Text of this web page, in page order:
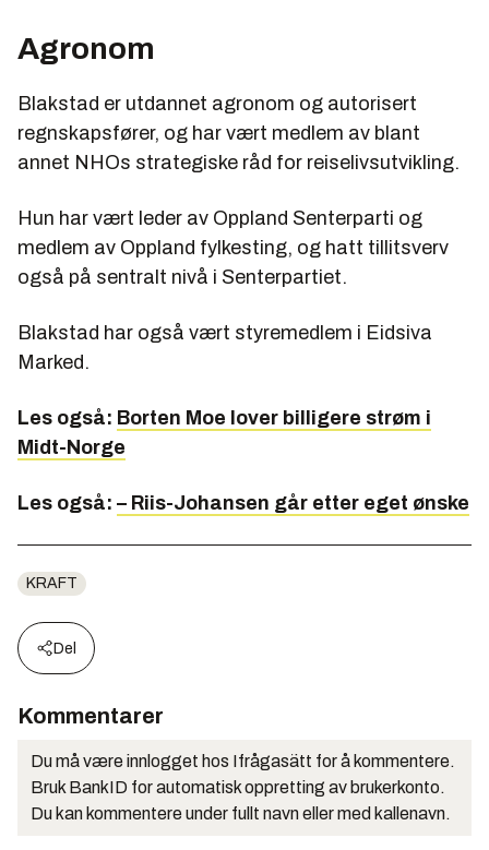
Agronom
Blakstad er utdannet agronom og autorisert
regnskapsfører, og har vært medlem av blant
annet NHOs strategiske råd for reiselivsutvikling.
Hun har vært leder av Oppland Senterparti og
medlem av Oppland fylkesting, og hatt tillitsverv
også på sentralt nivå i Senterpartiet.
Blakstad har også vært styremedlem i Eidsiva
Marked.
Les også: Borten Moe lover billigere strøm i
Midt-Norge
Les også: – Riis-Johansen går etter eget ønske
KRAFT
Del
Kommentarer
Du må være innlogget hos Ifrågasätt for å kommentere.
Bruk BankID for automatisk oppretting av brukerkonto.
Du kan kommentere under fullt navn eller med kallenavn.